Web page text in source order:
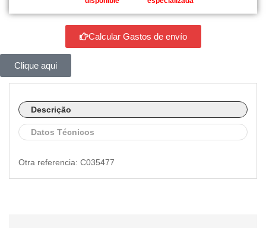
Calcular Gastos de envío
Clique aqui
Descrição
Datos Técnicos
Otra referencia: C035477